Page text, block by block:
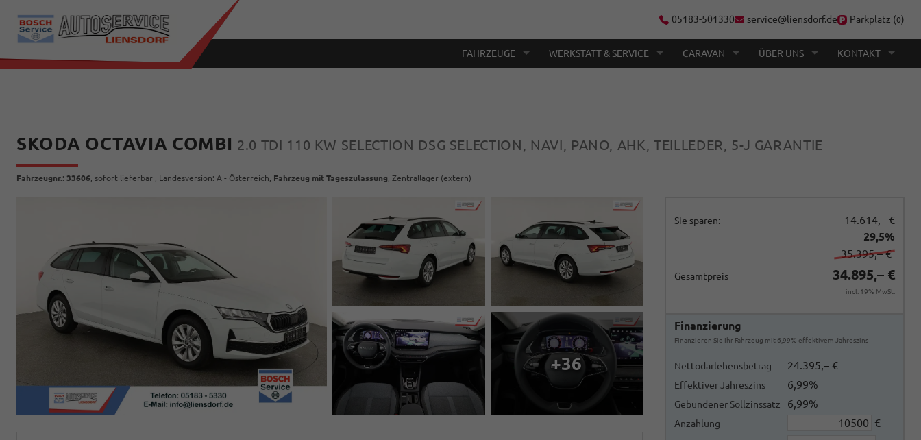
05183-501330 service@liensdorf.de Parkplatz (0)
FAHRZEUGE WERKSTATT & SERVICE CARAVAN ÜBER UNS KONTAKT
SKODA OCTAVIA COMBI 2.0 TDI 110 KW SELECTION DSG SELECTION, NAVI, PANO, AHK, TEILLEDER, 5-J GARANTIE
Fahrzeugnr.: 33606, sofort lieferbar , Landesversion: A - Österreich, Fahrzeug mit Tageszulassung, Zentrallager (extern)
Sie sparen:
14.614,– €
29,5%
35.395,– €
Gesamtpreis 34.895,– €
incl. 19% MwSt.
Finanzierung
Finanzieren Sie Ihr Fahrzeug mit 6,99% effektivem Jahreszins
Nettodarlehensbetrag 24.395,– €
Effektiver Jahreszins 6,99%
Gebundener Sollzinssatz 6,99%
Anzahlung €
+36